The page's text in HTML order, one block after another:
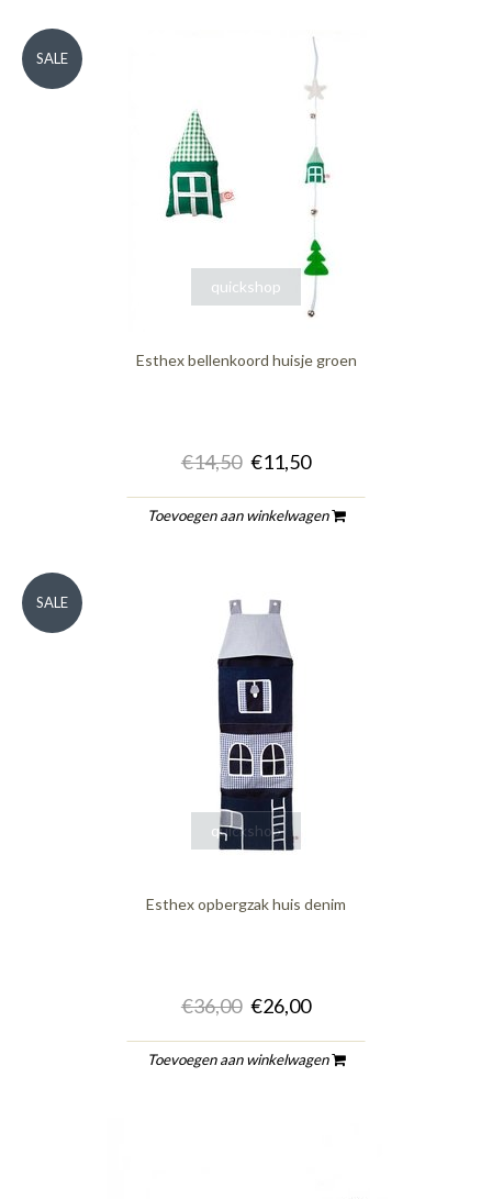
quickshop
SALE
Esthex bellenkoord huisje groen
€14,50 €11,50
Toevoegen aan winkelwagen
quickshop
SALE
Esthex opbergzak huis denim
€36,00 €26,00
Toevoegen aan winkelwagen